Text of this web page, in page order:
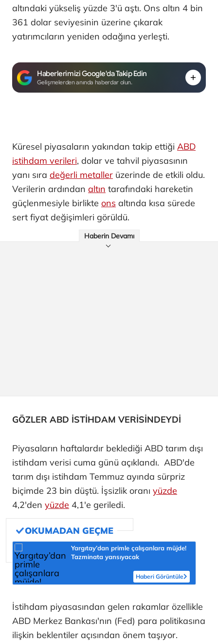
altındaki yükseliş yüzde 3'ü aştı. Ons altın 4 bin
361 dolar seviyesinin üzerine çıkarak
yatırımcıların yeniden odağına yerleşti.
Haberlerimizi Google'da Takip Edin
Gelişmelerden anında haberdar olun.
Küresel piyasaların yakından takip ettiği ABD
istihdam verileri, dolar ve tahvil piyasasının
yanı sıra değerli metaller üzerinde de etkili oldu.
Verilerin ardından altın tarafındaki hareketin
güçlenmesiyle birlikte ons altında kısa sürede
sert fiyat değişimleri görüldü.
Haberin Devamı
GÖZLER ABD İSTİHDAM VERİSİNDEYDİ
Piyasaların haftalardır beklediği ABD tarım dışı
istihdam verisi cuma günü açıklandı. ABD'de
tarım dışı istihdam Temmuz ayında sürpriz
biçimde 23 bin düştü. İşsizlik oranı yüzde
4,2'den yüzde 4,1'e geriledi.
Yargıtay’dan primle çalışanlara müjde!
Tazminata yansıyacak
Haberi Görüntüle
İstihdam piyasasından gelen rakamlar özellikle
ABD Merkez Bankası'nın (Fed) para politikasına
ilişkin beklentiler açısından önem taşıyor.